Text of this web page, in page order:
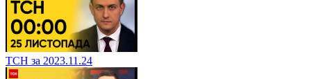
ТСН за 2023.11.24